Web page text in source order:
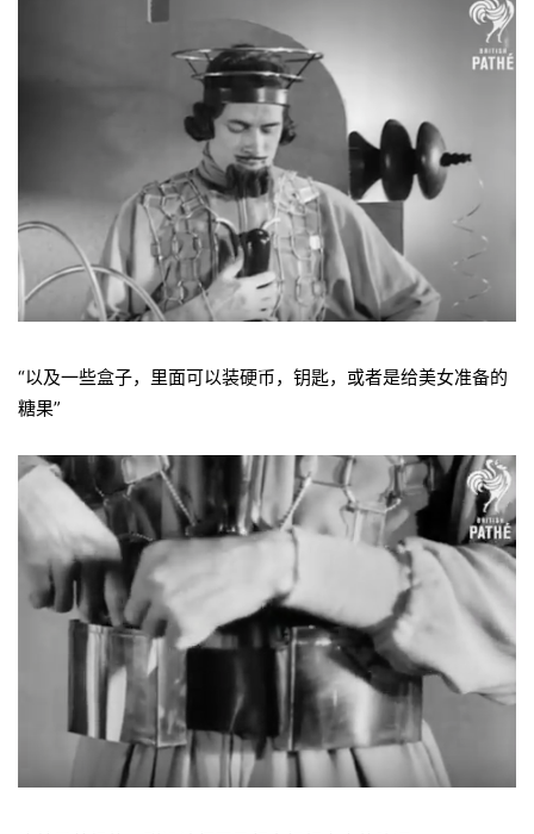
“以及一些盒子，里面可以装硬币，钥匙，或者是给美女准备的
糖果”